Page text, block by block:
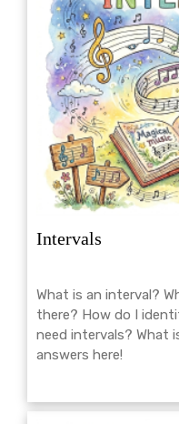
Intervals
What is an interval?
there? How do I
need intervals? What
answers here!